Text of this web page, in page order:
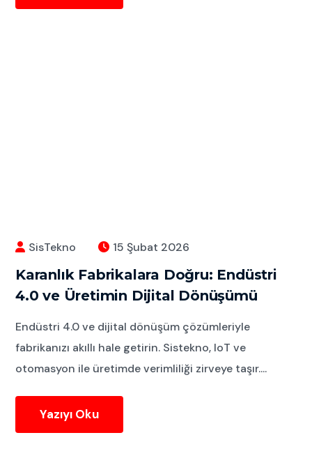
SisTekno 15 Şubat 2026
Karanlık Fabrikalara Doğru: Endüstri
4.0 ve Üretimin Dijital Dönüşümü
Endüstri 4.0 ve dijital dönüşüm çözümleriyle
fabrikanızı akıllı hale getirin. Sistekno, IoT ve
otomasyon ile üretimde verimliliği zirveye taşır....
Yazıyı Oku